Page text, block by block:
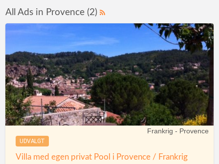
All Ads in Provence (2)
UDVALGT
Frankrig - Provence
Villa med egen privat Pool i Provence / Frankrig